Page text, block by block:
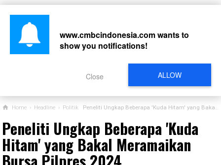
Home › Headline › Politik Peneliti Ungkap Beberapa 'Kuda Hitam' yang Bakal Meramaikan Bursa Pilpres 2024
Peneliti Ungkap Beberapa 'Kuda
Hitam' yang Bakal Meramaikan
www.cmbcindonesia.comwants to
show you notifications!
ALLOW
Close